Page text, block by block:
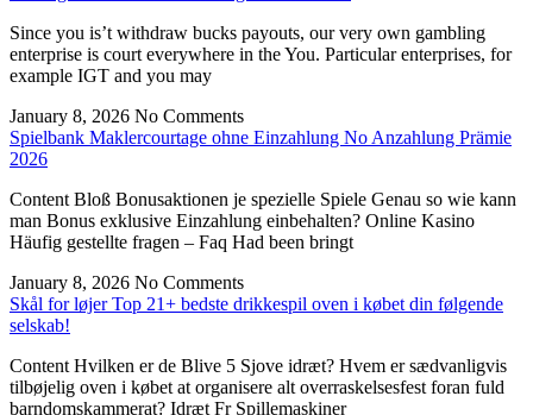
Since you is’t withdraw bucks payouts, our very own gambling
enterprise is court everywhere in the You. Particular enterprises, for
example IGT and you may
January 8, 2026 No Comments
Spielbank Maklercourtage ohne Einzahlung No Anzahlung Prämie
2026
Content Bloß Bonusaktionen je spezielle Spiele Genau so wie kann
man Bonus exklusive Einzahlung einbehalten? Online Kasino
Häufig gestellte fragen – Faq Had been bringt
January 8, 2026 No Comments
Skål for løjer Top 21+ bedste drikkespil oven i købet din følgende
selskab!
Content Hvilken er de Blive 5 Sjove idræt? Hvem er sædvanligvis
tilbøjelig oven i købet at organisere alt overraskelsesfest foran fuld
barndomskammerat? Idræt Fr Spillemaskiner